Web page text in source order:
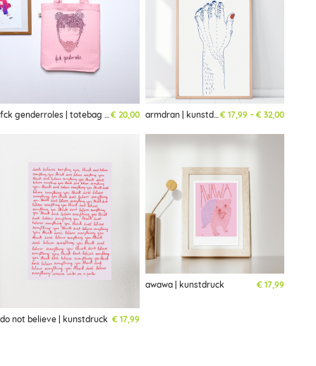
fck genderroles | totebag | limited€ 20,00 armdran | kunstdruck € 17,99 –€ 32,00
do not believe | kunstdruck € 17,99
awawa | kunstdruck € 17,99